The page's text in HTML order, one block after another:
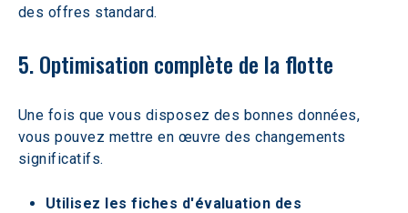
des offres standard.
5. Optimisation complète de la flotte
Une fois que vous disposez des bonnes données,
vous pouvez mettre en œuvre des changements
significatifs.
Utilisez les fiches d'évaluation des